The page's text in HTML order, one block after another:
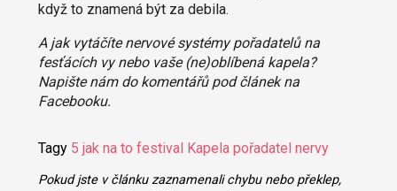
když to znamená být za debila.
A jak vytáčíte nervové systémy pořadatelů na
fesťácích vy nebo vaše (ne)oblíbená kapela?
Napište nám do komentářů pod článek na
Facebooku.
Tagy 5 jak na to festival Kapela pořadatel nervy
Pokud jste v článku zaznamenali chybu nebo překlep,